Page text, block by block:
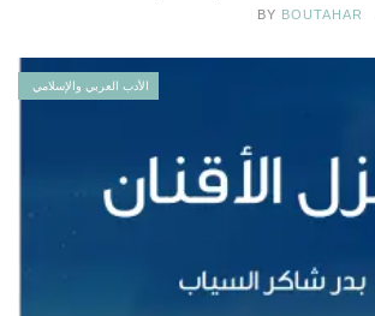
BY BOUTAHAR
الأدب العربي والإسلامي